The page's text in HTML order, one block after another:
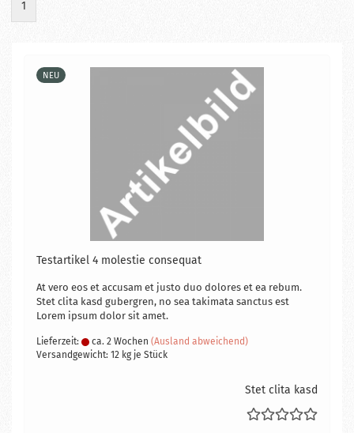
1
NEU
Te­st­ar­ti­kel 4 mo­les­tie con­se­quat
At vero eos et ac­cu­sam et justo duo do­lo­res et ea rebum.
Stet clita kasd gu­ber­gren, no sea ta­ki­ma­ta sanc­tus est
Lorem ipsum dolor sit amet.
Lieferzeit: ca. 2 Wochen (Ausland abweichend)
Versandgewicht: 12 kg je Stück
Stet clita kasd